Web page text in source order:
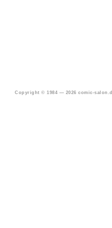
Copyright © 1984 — 2026 comic-